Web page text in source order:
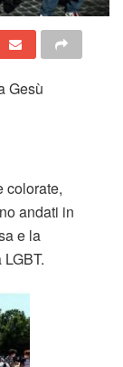
Gesù
colorate,
andati in
e la